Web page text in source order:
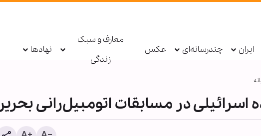
ایران چندرسانه‌ای عکس
معارف و سبک
زندگی
نهادها
اسرائیلی در مسابقات اتومبیل‌رانی